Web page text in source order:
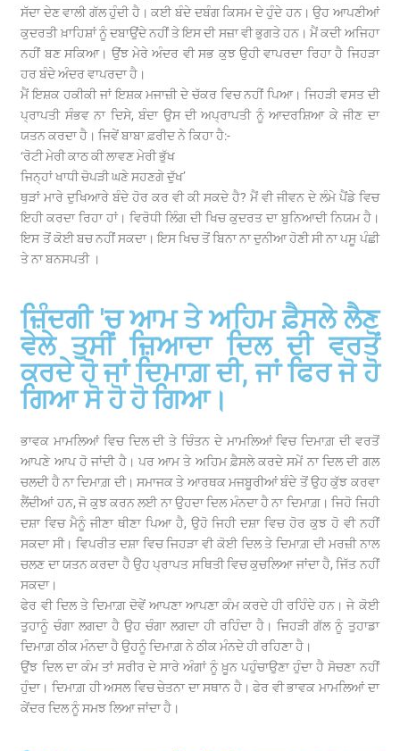
ਸੱਦਾ ਦੇਣ ਵਾਲੀ ਗੱਲ ਹੁੰਦੀ ਹੈ। ਕਈ ਬੰਦੇ ਦਬੰਗ ਕਿਸਮ ਦੇ ਹੁੰਦੇ ਹਨ। ਉਹ ਆਪਣੀਆਂ
ਕੁਦਰਤੀ ਖ਼ਾਹਿਸ਼ਾਂ ਨੂੰ ਦਬਾਉਂਦੇ ਨਹੀਂ ਤੇ ਇਸ ਦੀ ਸਜ਼ਾ ਵੀ ਭੁਗਤੇ ਹਨ। ਮੈਂ ਕਦੀ ਅਜਿਹਾ
ਨਹੀਂ ਬਣ ਸਕਿਆ। ਉਂਝ ਮੇਰੇ ਅੰਦਰ ਵੀ ਸਭ ਕੁਝ ਉਹੀ ਵਾਪਰਦਾ ਰਿਹਾ ਹੈ ਜਿਹੜਾ
ਹਰ ਬੰਦੇ ਅੰਦਰ ਵਾਪਰਦਾ ਹੈ।
ਮੈਂ ਇਸ਼ਕ ਹਕੀਕੀ ਜਾਂ ਇਸ਼ਕ ਮਜਾਜ਼ੀ ਦੇ ਚੱਕਰ ਵਿਚ ਨਹੀਂ ਪਿਆ। ਜਿਹੜੀ ਵਸਤ ਦੀ
ਪ੍ਰਾਪਤੀ ਸੰਭਵ ਨਾ ਦਿਸੇ, ਬੰਦਾ ਉਸ ਦੀ ਅਪ੍ਰਾਪਤੀ ਨੂੰ ਆਦਰਸ਼ਿਆ ਕੇ ਜੀਣ ਦਾ
ਯਤਨ ਕਰਦਾ ਹੈ। ਜਿਵੇਂ ਬਾਬਾ ਫ਼ਰੀਦ ਨੇ ਕਿਹਾ ਹੈ:-
‘ਰੋਟੀ ਮੇਰੀ ਕਾਠ ਕੀ ਲਾਵਣ ਮੇਰੀ ਭੁੱਖ
ਜਿਨ੍ਹਾਂ ਖਾਧੀ ਚੋਪੜੀ ਘਣੇ ਸਹਣਗੇ ਦੁੱਖ’
ਥੁੜਾਂ ਮਾਰੇ ਦੁਖਿਆਰੇ ਬੰਦੇ ਹੋਰ ਕਰ ਵੀ ਕੀ ਸਕਦੇ ਹੈ? ਮੈਂ ਵੀ ਜੀਵਨ ਦੇ ਲੰਮੇ ਪੈਂਡੇ ਵਿਚ
ਇਹੀ ਕਰਦਾ ਰਿਹਾ ਹਾਂ। ਵਿਰੋਧੀ ਲਿੰਗ ਦੀ ਖਿਚ ਕੁਦਰਤ ਦਾ ਬੁਨਿਆਦੀ ਨਿਯਮ ਹੈ।
ਇਸ ਤੋਂ ਕੋਈ ਬਚ ਨਹੀਂ ਸਕਦਾ। ਇਸ ਖਿਚ ਤੋਂ ਬਿਨਾ ਨਾ ਦੁਨੀਆ ਹੋਣੀ ਸੀ ਨਾ ਪਸੂ ਪੰਛੀ
ਤੇ ਨਾ ਬਨਸਪਤੀ ।
ਜ਼ਿੰਦਗੀ 'ਚ ਆਮ ਤੇ ਅਹਿਮ ਫ਼ੈਸਲੇ ਲੈਣ
ਵੇਲੇ ਤੁਸੀਂ ਜ਼ਿਆਦਾ ਦਿਲ ਦੀ ਵਰਤੋਂ
ਕਰਦੇ ਹੋ ਜਾਂ ਦਿਮਾਗ਼ ਦੀ, ਜਾਂ ਫਿਰ ਜੋ ਹੋ
ਗਿਆ ਸੋ ਹੋ ਹੋ ਗਿਆ।
ਭਾਵਕ ਮਾਮਲਿਆਂ ਵਿਚ ਦਿਲ ਦੀ ਤੇ ਚਿੰਤਨ ਦੇ ਮਾਮਲਿਆਂ ਵਿਚ ਦਿਮਾਗ਼ ਦੀ ਵਰਤੋਂ
ਆਪਣੇ ਆਪ ਹੋ ਜਾਂਦੀ ਹੈ। ਪਰ ਆਮ ਤੇ ਅਹਿਮ ਫ਼ੈਸਲੇ ਕਰਦੇ ਸਮੇਂ ਨਾ ਦਿਲ ਦੀ ਗਲ
ਚਲਦੀ ਹੈ ਨਾ ਦਿਮਾਗ਼ ਦੀ। ਸਮਾਜਕ ਤੇ ਆਰਥਕ ਮਜਬੂਰੀਆਂ ਬੰਦੇ ਤੋਂ ਉਹ ਕੁੱਝ ਕਰਵਾ
ਲੈਂਦੀਆਂ ਹਨ, ਜੋ ਕੁਝ ਕਰਨ ਲਈ ਨਾ ਉਹਦਾ ਦਿਲ ਮੰਨਦਾ ਹੈ ਨਾ ਦਿਮਾਗ਼। ਜਿਹੋ ਜਿਹੀ
ਦਸ਼ਾ ਵਿਚ ਮੈਨੂੰ ਜੀਣਾ ਥੀਣਾ ਪਿਆ ਹੈ, ਉਹੋ ਜਿਹੀ ਦਸ਼ਾ ਵਿਚ ਹੋਰ ਕੁਝ ਹੋ ਵੀ ਨਹੀਂ
ਸਕਦਾ ਸੀ। ਵਿਪਰੀਤ ਦਸ਼ਾ ਵਿਚ ਜਿਹੜਾ ਵੀ ਕੋਈ ਦਿਲ ਤੇ ਦਿਮਾਗ਼ ਦੀ ਮਰਜ਼ੀ ਨਾਲ
ਚਲਣ ਦਾ ਯਤਨ ਕਰਦਾ ਹੈ ਉਹ ਪ੍ਰਾਪਤ ਸਥਿਤੀ ਵਿਚ ਕੁਚਲਿਆ ਜਾਂਦਾ ਹੈ, ਜਿੱਤ ਨਹੀਂ
ਸਕਦਾ।
ਫੇਰ ਵੀ ਦਿਲ ਤੇ ਦਿਮਾਗ਼ ਦੋਵੇਂ ਆਪਣਾ ਆਪਣਾ ਕੰਮ ਕਰਦੇ ਹੀ ਰਹਿੰਦੇ ਹਨ। ਜੇ ਕੋਈ
ਤੁਹਾਨੂੰ ਚੰਗਾ ਲਗਦਾ ਹੈ ਉਹ ਚੰਗਾ ਲਗਦਾ ਹੀ ਰਹਿੰਦਾ ਹੈ। ਜਿਹੜੀ ਗੱਲ ਨੂੰ ਤੁਹਾਡਾ
ਦਿਮਾਗ਼ ਠੀਕ ਮੰਨਦਾ ਹੈ ਉਹਨੂੰ ਦਿਮਾਗ਼ ਨੇ ਠੀਕ ਮੰਨਦੇ ਹੀ ਰਹਿਣਾ ਹੈ।
ਉਂਝ ਦਿਲ ਦਾ ਕੰਮ ਤਾਂ ਸਰੀਰ ਦੇ ਸਾਰੇ ਅੰਗਾਂ ਨੂੰ ਖ਼ੂਨ ਪਹੁੰਚਾਉਣਾ ਹੁੰਦਾ ਹੈ ਸੋਚਣਾ ਨਹੀਂ
ਹੁੰਦਾ। ਦਿਮਾਗ਼ ਹੀ ਅਸਲ ਵਿਚ ਚੇਤਨਾ ਦਾ ਸਥਾਨ ਹੈ। ਫੇਰ ਵੀ ਭਾਵਕ ਮਾਮਲਿਆਂ ਦਾ
ਕੇਂਦਰ ਦਿਲ ਨੂੰ ਸਮਝ ਲਿਆ ਜਾਂਦਾ ਹੈ।